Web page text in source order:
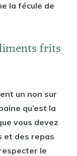
la fécule de
frits
un non sur
qu’est la
vous devez
et des repas
le